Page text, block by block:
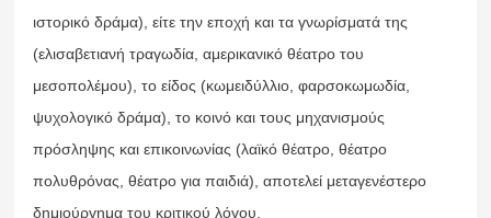
ιστορικό δράμα), είτε την εποχή και τα γνωρίσματά της
(ελισαβετιανή τραγωδία, αμερικανικό θέατρο του
μεσοπολέμου), το είδος (κωμειδύλλιο, φαρσοκωμωδία,
ψυχολογικό δράμα), το κοινό και τους μηχανισμούς
πρόσληψης και επικοινωνίας (λαϊκό θέατρο, θέατρο
πολυθρόνας, θέατρο για παιδιά), αποτελεί μεταγενέστερο
δημιούργημα του κριτικού λόγου.